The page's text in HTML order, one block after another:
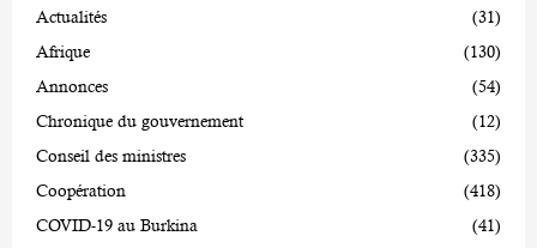
Actualités
(31)
Afrique
(130)
Annonces
(54)
Chronique du gouvernement
(12)
Conseil des ministres
(335)
Coopération
(418)
COVID-19 au Burkina
(41)